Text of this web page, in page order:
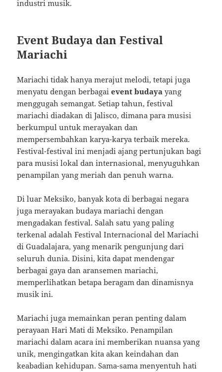
industri musik.
Event Budaya dan Festival
Mariachi
Mariachi tidak hanya merajut melodi, tetapi juga
menyatu dengan berbagaievent budaya yang
menggugah semangat. Setiap tahun, festival
mariachi diadakan di Jalisco, dimana para musisi
berkumpul untuk merayakan dan
mempersembahkan karya-karya terbaik mereka.
Festival-festival ini menjadi ajang pertunjukan bagi
para musisi lokal dan internasional, menyuguhkan
penampilan yang meriah dan penuh warna.
Di luar Meksiko, banyak kota di berbagai negara
juga merayakan budaya mariachi dengan
mengadakan festival. Salah satu yang paling
terkenal adalah Festival Internacional del Mariachi
di Guadalajara, yang menarik pengunjung dari
seluruh dunia. Disini, kita dapat mendengar
berbagai gaya dan aransemen mariachi,
memperlihatkan betapa beragam dan dinamisnya
musik ini.
Mariachi juga memainkan peran penting dalam
perayaan Hari Mati di Meksiko. Penampilan
mariachi dalam acara ini memberikan nuansa yang
unik, mengingatkan kita akan keindahan dan
keabadian kehidupan. Sama-sama menyentuh hati